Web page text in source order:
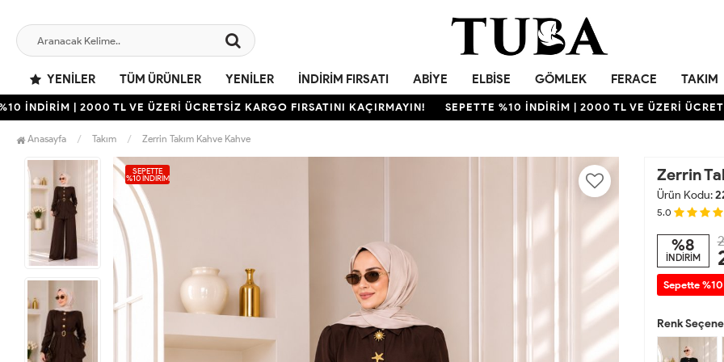
YENILER TÜM ÜRÜNLER YENILER İNDIRIM FIRSATI ABIYE ELBISE GÖMLEK FERACE TAKIM
| 2000 TL VE ÜZERİ ÜCRETSİZ KARGO FIRSATINI KAÇIRMAYIN! SEPETTE %10 İNDİRİM | 2000 TL VE ÜZERİ ÜCRETSİZ
Anasayfa Takım Zerrin Takım Kahve Kahve
SEPETTE
%10 İNDIRIM Zerrin
Ürün Kodu:
5.0
%8
İNDİRİM
Sepette
Renk